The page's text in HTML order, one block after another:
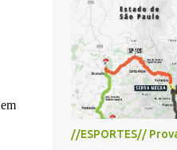
//ESPORTES//